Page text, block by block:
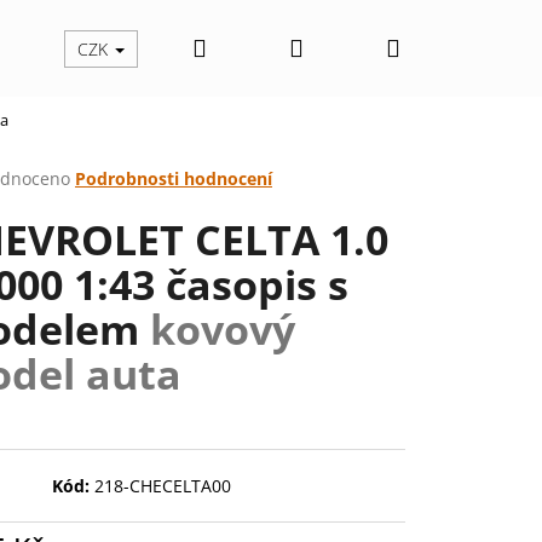
CZK Hledat PřihlášeníNákupní
Podrobnosti hodnocení
CELTA 1.0
1:43 časopis s
kovový
auta
Kód: 218-CHECELTA00